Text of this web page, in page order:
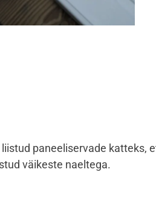
paneeliservade katteks,
väikeste naeltega.